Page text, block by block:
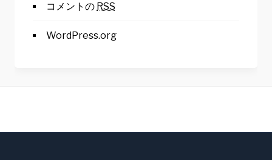
コメントの RSS
WordPress.org